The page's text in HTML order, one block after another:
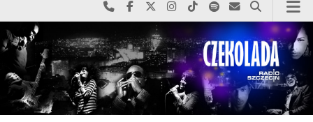
Najlepiej po prostu do nas zadzwoń
Odwiedź nas na Facebook-u
Odwiedź nas na X
Odwiedź nas na Instagram-ie
Odwiedź nas na TikTok-u
Szukaj nas na Spotify
Wyślij do nas
Szukaj